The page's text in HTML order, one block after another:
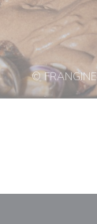
© FRANGINE